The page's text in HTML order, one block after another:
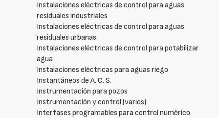
Instalaciones eléctricas de control para aguas
residuales industriales
Instalaciones eléctricas de control para aguas
residuales urbanas
Instalaciones eléctricas de control para potabilizar
agua
Instalaciones eléctricas para aguas riego
Instantáneos de A. C. S.
Instrumentación para pozos
Instrumentación y control (varios)
Interfases programables para control numérico